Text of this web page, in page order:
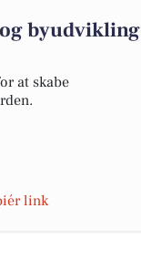
byudvikling
at skabe
link